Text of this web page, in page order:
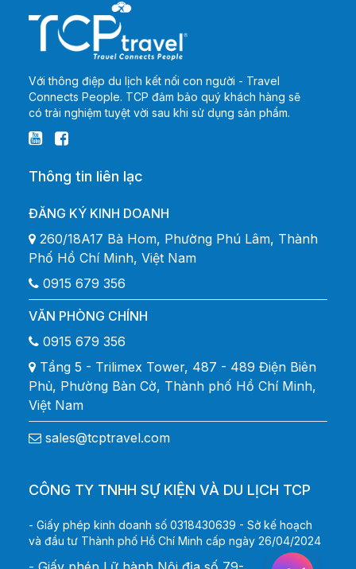
Với thông điệp du lịch kết nối con người - Travel
Connects People. TCP đảm bảo quý khách hàng sẽ
có trải nghiệm tuyệt vời sau khi sử dụng sản phẩm.
Thông tin liên lạc
ĐĂNG KÝ KINH DOANH
260/18A17 Bà Hom, Phường Phú Lâm, Thành
Phố Hồ Chí Minh, Việt Nam
0915 679 356
VĂN PHÒNG CHÍNH
0915 679 356
Tầng 5 - Trilimex Tower, 487 - 489 Điện Biên
Phủ, Phường Bàn Cờ, Thành phố Hồ Chí Minh,
Việt Nam
sales@tcptravel.com
CÔNG TY TNHH SỰ KIỆN VÀ DU LỊCH TCP
- Giấy phép kinh doanh số 0318430639 - Sở kế hoạch
và đầu tư Thành phố Hồ Chí Minh cấp ngày 26/04/2024